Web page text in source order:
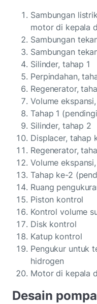
Sambungan
motor di kepala
Sambungan
Sambungan
Silinder, tahap 1
Perpindahan,
Regenerator,
Volume
Tahap 1
Silinder, tahap 2
Displacer, tahap
Regenerator,
Volume
Tahap ke-2
Ruang
Piston kontrol
Kontrol volume
Disk kontrol
Katup kontrol
Pengukur untuk
hidrogen
Motor di kepala
Desain